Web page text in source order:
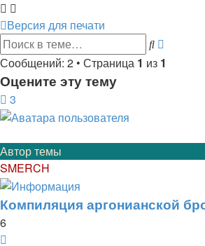
Версия для печати
Поиск
поиск
Сообщений: 2 • Страница 1 из 1
Оцените эту тему
3
Автор темы
SMERCH
Компиляция аргонианской
6